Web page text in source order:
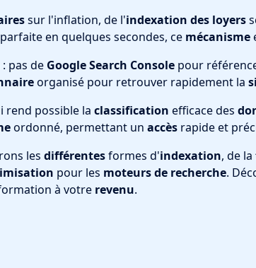
sur l'inflation, de l'indexation des loyers
en quelques secondes, ce mécanisme
: pas de Google Search Console pour
organisé pour retrouver rapidement la
rend possible la classification efficace des
ordonné, permettant un accès rapide et
les différentesformes d'indexation, de la
pour les moteurs de recherche.
à votre revenu.